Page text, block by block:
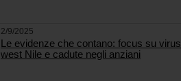
2/9/2025
Le evidenze che contano: focus su virus
west Nile e cadute negli anziani